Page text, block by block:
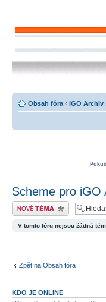
Obsah fóra ‹ iGO Archiv
Scheme pro iGO
Odeslat nové téma
V tomto fóru nejsou žádná
Zpět na Obsah fóra
KDO JE ONLINE